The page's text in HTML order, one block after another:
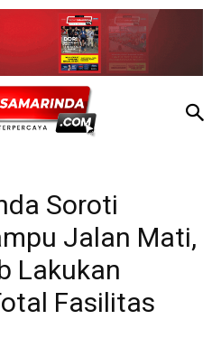
Soroti
Jalan Mati,
Lakukan
Fasilitas